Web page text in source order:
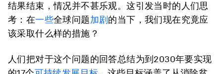
结果结束，情况并不甚乐观。这引发当时的人们思
考：在一些全球问题加剧 的当下，我们现在究竟应
该采取什么样的措施？
人们把对于这个问题的回答总结为到2030年要实现